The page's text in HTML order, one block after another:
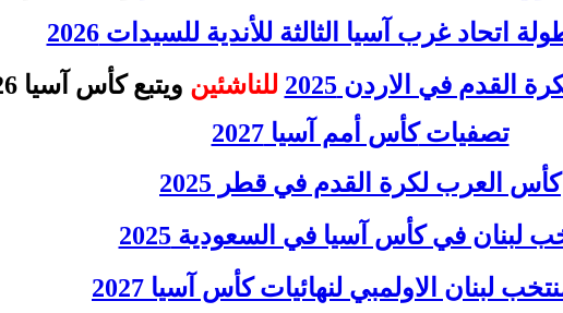
اتحاد غرب آسيا الثالثة للأندية للسيدات 2026
القدم في الاردن 2025
للناشئين ويتبع كأس آسيا 2026
تصفياتكأس أمم آسيا 2027
كأس العرب لكرة القدم في قطر 2025
لبنان في كأس آسيا في السعودية 2025
لبنان الاولمبي لنهائيات كأس آسيا 2027